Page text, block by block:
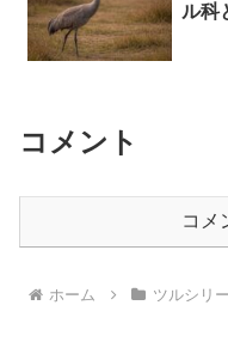
ル科
コメント
コメ
ホーム ツルシリ